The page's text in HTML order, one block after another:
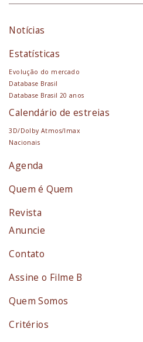
Notícias
Estatísticas
Evolução do mercado
Database Brasil
Database Brasil 20 anos
Calendário de estreias
3D/Dolby Atmos/Imax
Nacionais
Agenda
Quem é Quem
Revista
Anuncie
Contato
Assine o Filme B
Quem Somos
Critérios